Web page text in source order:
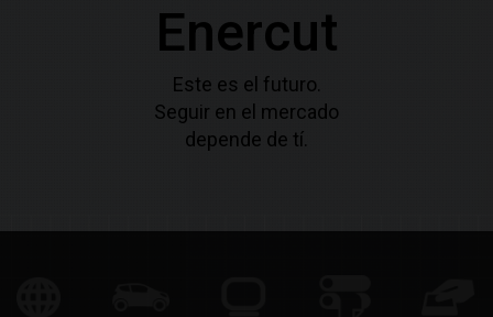
Enercut
Este es el futuro.
Seguir en el mercado
depende de tí.